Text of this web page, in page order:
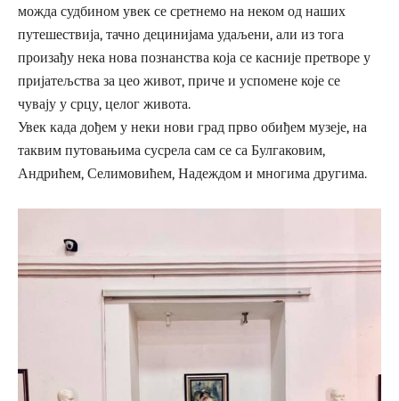
можда судбином увек се сретнемо на неком од наших
путешествија, тачно децинијама удаљени, али из тога
произађу нека нова познанства која се касније претворе у
пријатељства за цео живот, приче и успомене које се
чувају у срцу, целог живота.
Увек када дођем у неки нови град прво обиђем музеје, на
таквим путовањима сусрела сам се са Булгаковим,
Андрићем, Селимовићем, Надеждом и многима другима.